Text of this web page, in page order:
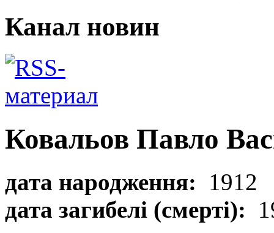
Канал новин
Ковальов Павло
дата народження:
1912
дата загибелі (смерті):